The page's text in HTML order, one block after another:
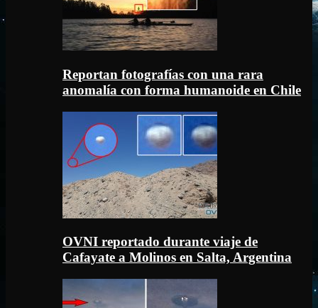
Reportan fotografías con una rara
anomalía con forma humanoide en Chile
OVNI reportado durante viaje de
Cafayate a Molinos en Salta, Argentina